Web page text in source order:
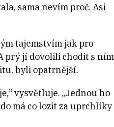
sama nevím proč. Asi
tajemstvím jak pro
prý jí dovolili chodit s ním
byli opatrnější.
vysvětluje. „Jednou ho
má co lozit za uprchlíky